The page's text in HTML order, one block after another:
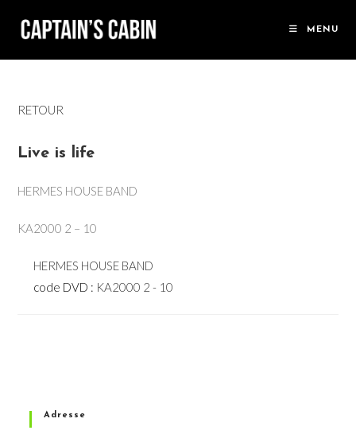
MENU
RETOUR
Live is life
HERMES HOUSE BAND
KA2000 2 – 10
HERMES HOUSE BAND
code DVD : KA2000 2 - 10
Adresse